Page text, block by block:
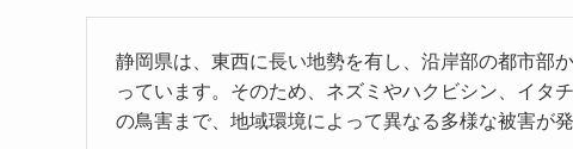
静岡県は、東西に長い地勢を有し、沿岸部の都市部
っています。そのため、ネズミやハクビシン、イタ
の鳥害まで、地域環境によって異なる多様な被害が